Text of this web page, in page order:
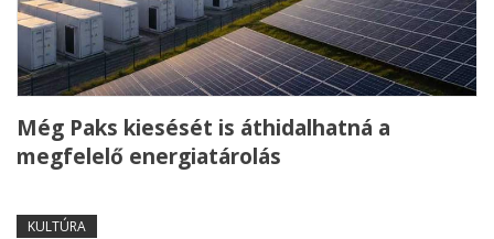
Még Paks kiesését is áthidalhatná a
megfelelő energiatárolás
KULTÚRA